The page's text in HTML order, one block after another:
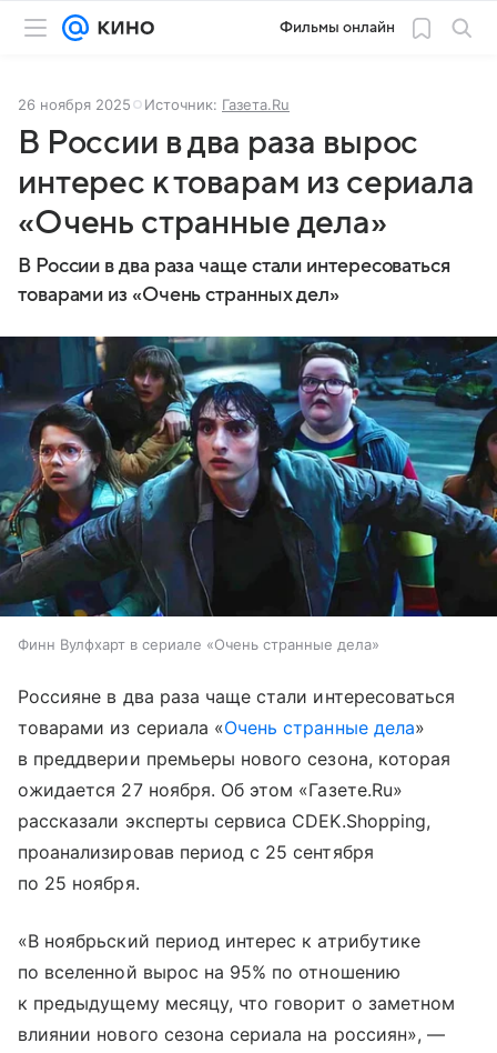
Фильмы онлайн
26 ноября 2025 Источник: Газета.Ru
В России в два раза вырос
интерес к товарам из сериала
«Очень странные дела»
В России в два раза чаще стали интересоваться
товарами из «Очень странных дел»
Финн Вулфхарт в сериале «Очень странные дела»
Россияне в два раза чаще стали интересоваться
товарами из сериала «Очень странные дела»
в преддверии премьеры нового сезона, которая
ожидается 27 ноября. Об этом «Газете.Ru»
рассказали эксперты сервиса CDEK.Shopping,
проанализировав период с 25 сентября
по 25 ноября.
«В ноябрьский период интерес к атрибутике
по вселенной вырос на 95% по отношению
к предыдущему месяцу, что говорит о заметном
влиянии нового сезона сериала на россиян», —